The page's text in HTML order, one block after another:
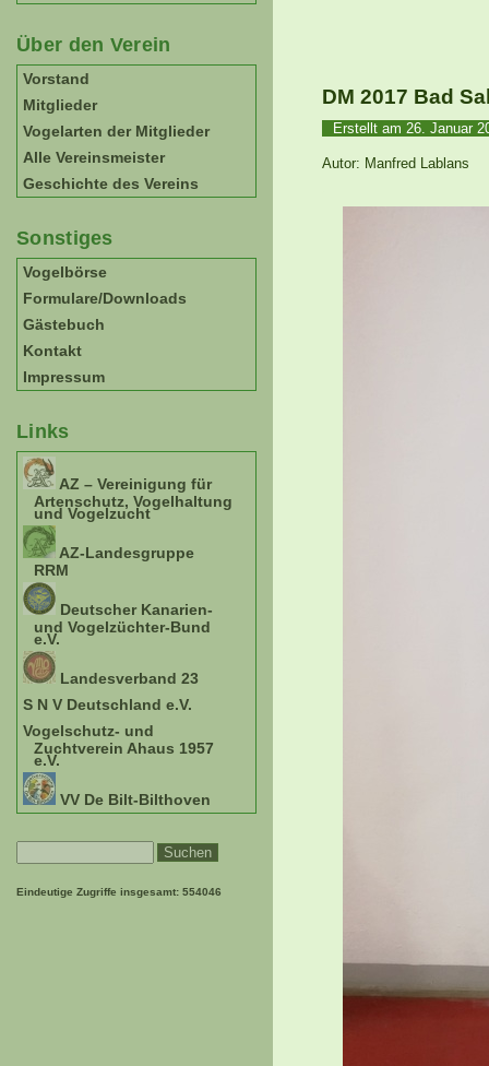
Über den Verein
Vorstand
Mitglieder
Vogelarten der Mitglieder
Alle Vereinsmeister
Geschichte des Vereins
Sonstiges
Vogelbörse
Formulare/Downloads
Gästebuch
Kontakt
Impressum
Links
AZ – Vereinigung für
Artenschutz, Vogelhaltung
und Vogelzucht
AZ-Landesgruppe
RRM
Deutscher Kanarien-
und Vogelzüchter-Bund
e.V.
Landesverband 23
S N V Deutschland e.V.
Vogelschutz- und
Zuchtverein Ahaus 1957
e.V.
VV De Bilt-Bilthoven
Eindeutige Zugriffe insgesamt: 554046
DM 2017 Bad
Erstellt am 26. Januar
Autor: Manfred Lablans